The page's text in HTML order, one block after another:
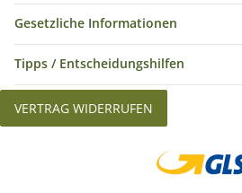
Gesetzliche Informationen
Tipps / Entscheidungshilfen
VERTRAG WIDERRUFEN